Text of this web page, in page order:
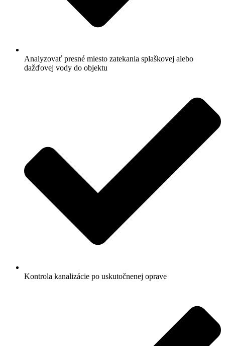
Analyzovať presné miesto zatekania splaškovej alebo
dažďovej vody do objektu
Kontrola kanalizácie po uskutočnenej oprave